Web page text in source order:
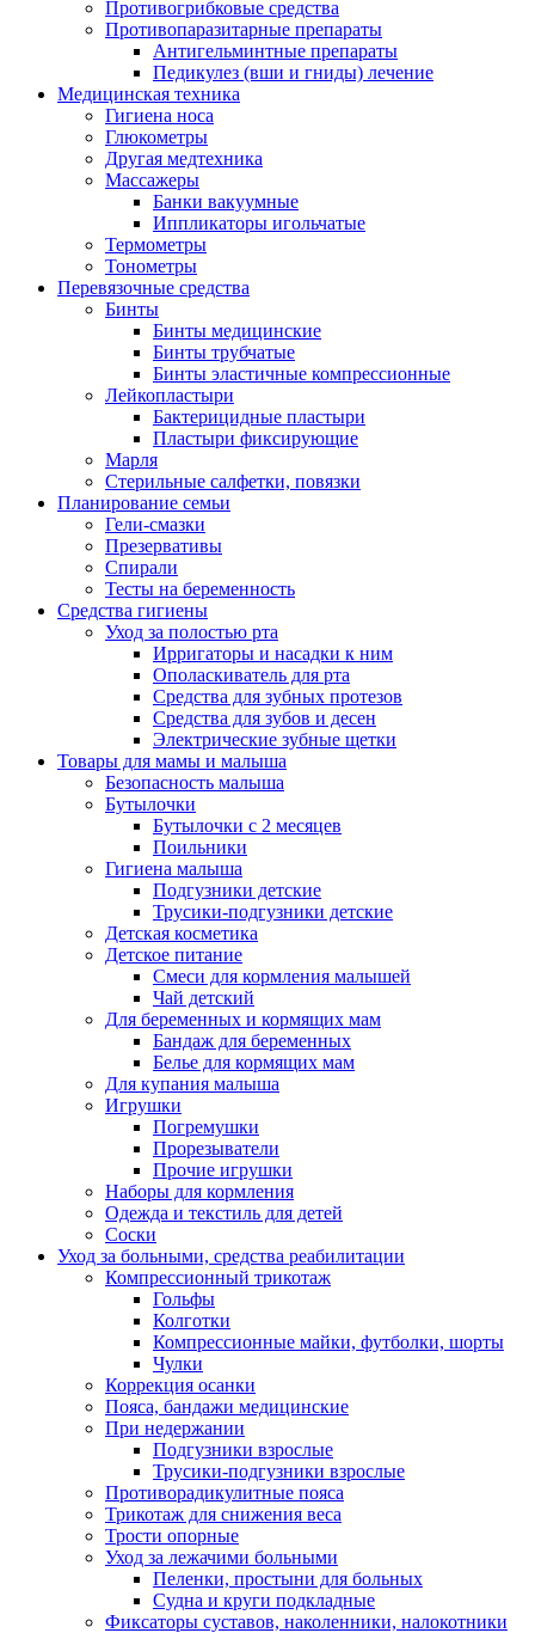
Противогрибковые средства
Противопаразитарные препараты
Антигельминтные препараты
Педикулез (вши и гниды) лечение
Медицинская техника
Гигиена носа
Глюкометры
Другая медтехника
Массажеры
Банки вакуумные
Иппликаторы игольчатые
Термометры
Тонометры
Перевязочные средства
Бинты
Бинты медицинские
Бинты трубчатые
Бинты эластичные компрессионные
Лейкопластыри
Бактерицидные пластыри
Пластыри фиксирующие
Марля
Стерильные салфетки, повязки
Планирование семьи
Гели-смазки
Презервативы
Спирали
Тесты на беременность
Средства гигиены
Уход за полостью рта
Ирригаторы и насадки к ним
Ополаскиватель для рта
Средства для зубных протезов
Средства для зубов и десен
Электрические зубные щетки
Товары для мамы и малыша
Безопасность малыша
Бутылочки
Бутылочки с 2 месяцев
Поильники
Гигиена малыша
Подгузники детские
Трусики-подгузники детские
Детская косметика
Детское питание
Смеси для кормления малышей
Чай детский
Для беременных и кормящих мам
Бандаж для беременных
Белье для кормящих мам
Для купания малыша
Игрушки
Погремушки
Прорезыватели
Прочие игрушки
Наборы для кормления
Одежда и текстиль для детей
Соски
Уход за больными, средства реабилитации
Компрессионный трикотаж
Гольфы
Колготки
Компрессионные майки, футболки, шорты
Чулки
Коррекция осанки
Пояса, бандажи медицинские
При недержании
Подгузники взрослые
Трусики-подгузники взрослые
Противорадикулитные пояса
Трикотаж для снижения веса
Трости опорные
Уход за лежачими больными
Пеленки, простыни для больных
Судна и круги подкладные
Фиксаторы суставов, наколенники, налокотники